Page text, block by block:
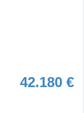
42.180 €